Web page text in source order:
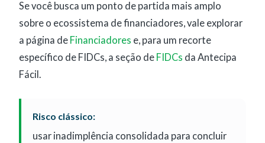
Se você busca um ponto de partida mais amplo
sobre o ecossistema de financiadores, vale explorar
a página de Financiadores e, para um recorte
específico de FIDCs, a seção de FIDCs da Antecipa
Fácil.
Risco clássico:
usar inadimplência consolidada para concluir